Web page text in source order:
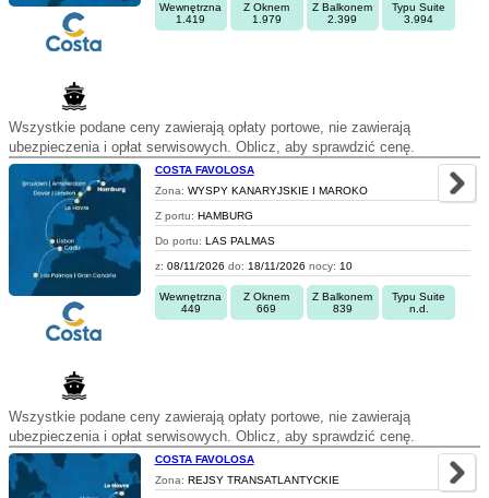
Wewnętrzna
1.419
Z Oknem
1.979
Z Balkonem
2.399
Typu Suite
3.994
Wszystkie podane ceny zawierają opłaty portowe, nie zawierają
ubezpieczenia i opłat serwisowych. Oblicz, aby sprawdzić cenę.
COSTA FAVOLOSA
Zona: WYSPY KANARYJSKIE I MAROKO
Z portu: HAMBURG
Do portu: LAS PALMAS
z: 08/11/2026 do: 18/11/2026 nocy: 10
Wewnętrzna
449
Z Oknem
669
Z Balkonem
839
Typu Suite
n.d.
Wszystkie podane ceny zawierają opłaty portowe, nie zawierają
ubezpieczenia i opłat serwisowych. Oblicz, aby sprawdzić cenę.
COSTA FAVOLOSA
Zona: REJSY TRANSATLANTYCKIE